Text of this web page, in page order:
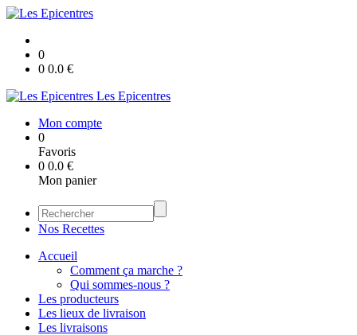
0
0 0.0 €
Les Epicentres
Mon compte
0
Favoris
0 0.0 €
Mon panier
Nos Recettes
Accueil
Comment ça marche ?
Qui sommes-nous ?
Les producteurs
Les lieux de livraison
Les livraisons